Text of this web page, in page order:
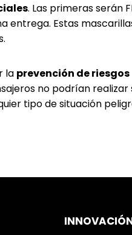
. Las primeras serán
entrega. Estas
la prevención de riesgos
no podrían realizar
tipo de situación